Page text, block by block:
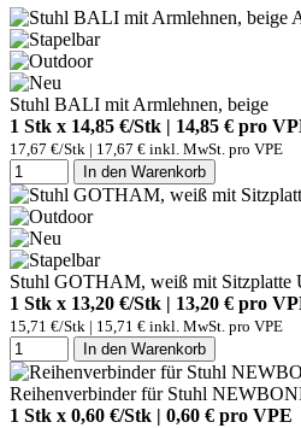
Stuhl BALI mit Armlehnen, beige
1 Stk x 14,85 €/Stk | 14,85 € pro
17,67 €/Stk | 17,67 € inkl. MwSt. pro VPE
In den Warenkorb
Stuhl GOTHAM, weiß mit Sitzplatte
1 Stk x 13,20 €/Stk | 13,20 € pro
15,71 €/Stk | 15,71 € inkl. MwSt. pro VPE
In den Warenkorb
Reihenverbinder für Stuhl
1 Stk x 0,60 €/Stk | 0,60 € pro VPE